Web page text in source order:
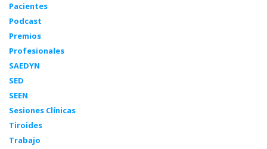
Pacientes
Podcast
Premios
Profesionales
SAEDYN
SED
SEEN
Sesiones Clínicas
Tiroides
Trabajo